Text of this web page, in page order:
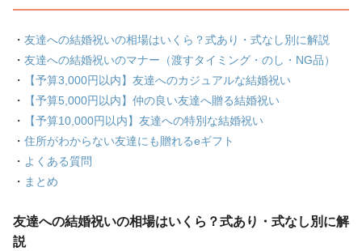
・ 友達への結婚祝いの相場はいくら？式あり・式なし別に解説
・ 友達への結婚祝いのマナー（渡すタイミング・のし・NG品）
・
【予算3,000円以内】友達へのカジュアルな結婚祝い
・
【予算5,000円以内】仲の良い友達へ贈る結婚祝い
・
【予算10,000円以内】友達への特別な結婚祝い
・ 住所がわからない友達にも贈れるeギフト
・ よくある質問
・ まとめ
友達への結婚祝いの相場はいくら？式あり・式なし別に解
説